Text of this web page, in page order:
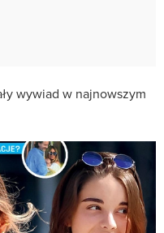
wywiad w najnowszym